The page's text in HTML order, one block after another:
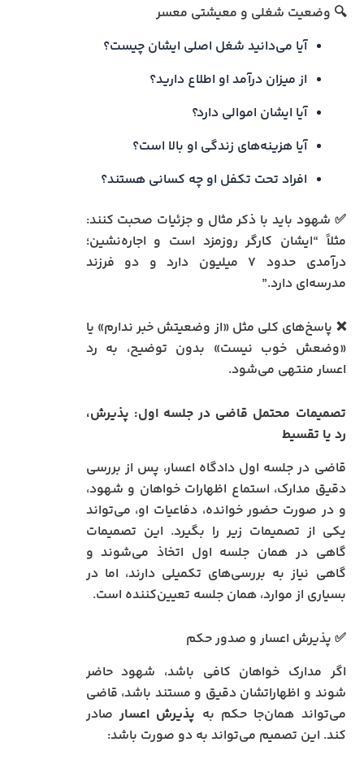
🔍 وضعیت شغلی و معیشتی معسر
آیا می‌دانید شغل اصلی ایشان چیست؟
از میزان درآمد او اطلاع دارید؟
آیا ایشان اموالی دارد؟
آیا هزینه‌های زندگی او بالا است؟
افراد تحت تکفل او چه کسانی هستند؟
✅ شهود باید با ذکر مثال و جزئیات صحبت کنند:
مثلاً “ایشان کارگر روزمزد است و اجاره‌نشین؛
درآمدی حدود ۷ میلیون دارد و دو فرزند
مدرسه‌ای دارد.”
❌ پاسخ‌های کلی مثل «از وضعیتش خبر ندارم» یا
«وضعش خوب نیست» بدون توضیح، به رد
اعسار منتهی می‌شود.
تصمیمات محتمل قاضی در جلسه اول: پذیرش،
رد یا تقسیط
قاضی در جلسه اول دادگاه اعسار، پس از بررسی
دقیق مدارک، استماع اظهارات خواهان و شهود،
و در صورت حضور خوانده، دفاعیات او، می‌تواند
یکی از تصمیمات زیر را بگیرد. این تصمیمات
گاهی در همان جلسه اول اتخاذ می‌شوند و
گاهی نیاز به بررسی‌های تکمیلی دارند، اما در
بسیاری از موارد، همان جلسه تعیین‌کننده است.
✅ پذیرش اعسار و صدور حکم
اگر مدارک خواهان کافی باشد، شهود حاضر
شوند و اظهاراتشان دقیق و مستند باشد، قاضی
می‌تواند همان‌جا حکم به پذیرش اعسار صادر
کند. این تصمیم می‌تواند به دو صورت باشد: